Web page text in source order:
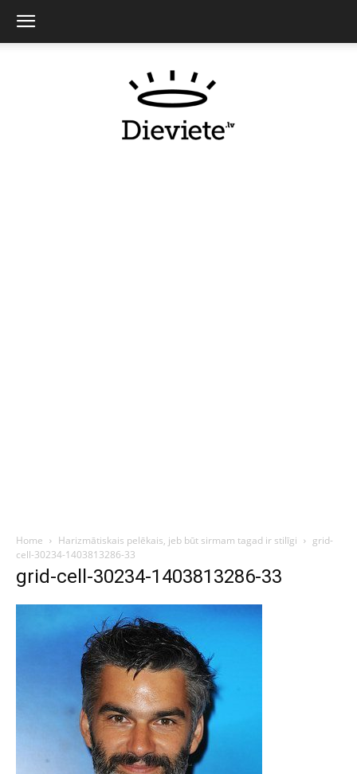
Home Harizmātiskais pelēkais, jeb būt sirmam tagad ir stilīgi
grid-
cell-30234-1403813286-33
grid-cell-30234-1403813286-33